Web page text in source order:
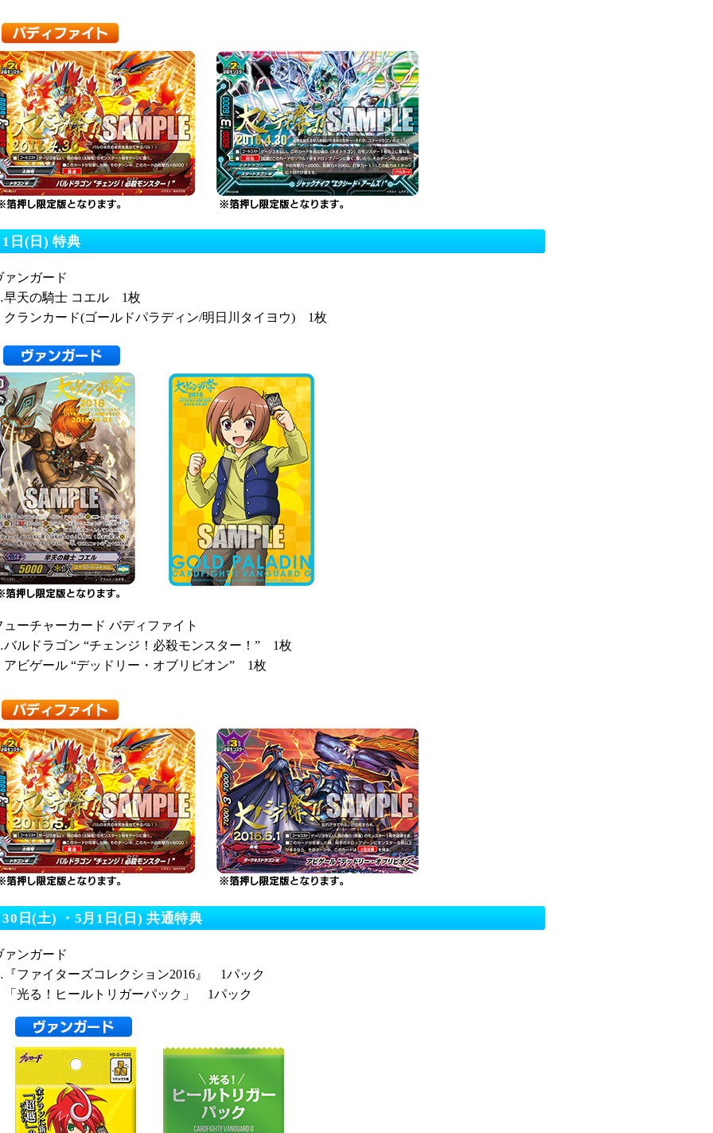
1日(日) 特典
ァンガード
天の騎士 コエル 1枚
ランカード(ゴールドパラディン/明日川タイヨウ) 1枚
ューチャーカード バディファイト
ルドラゴン “チェンジ！必殺モンスター！” 1枚
ビゲール “デッドリー・オブリビオン” 1枚
30日(土) ・5月1日(日) 共通特典
ァンガード
ファイターズコレクション2016』 1パック
光る！ヒールトリガーパック」 1パック